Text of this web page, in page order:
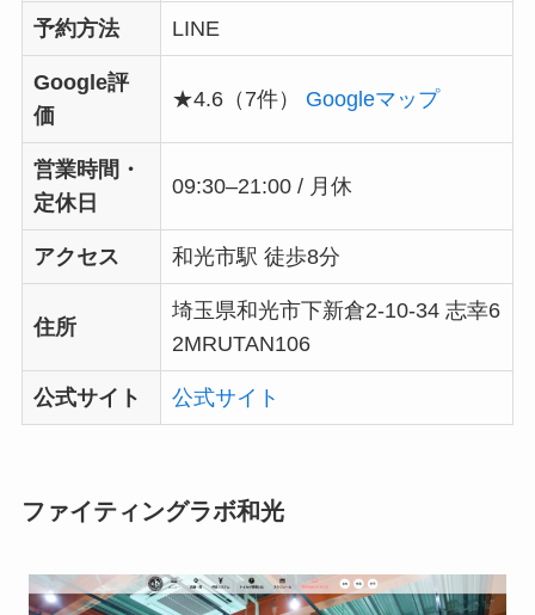
予約方法 LINE
Google評
価
★4.6（7件） Googleマップ
営業時間・
定休日
09:30–21:00 / 月休
アクセス 和光市駅 徒歩8分
住所
埼玉県和光市下新倉2-10-34 志幸6
2MRUTAN106
公式サイト 公式サイト
ファイティングラボ和光